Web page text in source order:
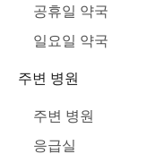
공휴일 약국
일요일 약국
주변 병원
주변 병원
응급실